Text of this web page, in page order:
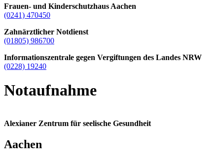
Frauen- und Kinderschutzhaus Aachen
(0241) 470450
Zahnärztlicher Notdienst
(01805) 986700
Informationszentrale gegen Vergiftungen des Landes NRW
(0228) 19240
Notaufnahme
Alexianer Zentrum für seelische Gesundheit
Aachen